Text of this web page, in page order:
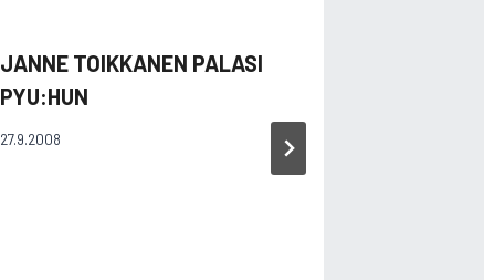
JANNE TOIKKANEN PALASI
PYU:HUN
27.9.2008